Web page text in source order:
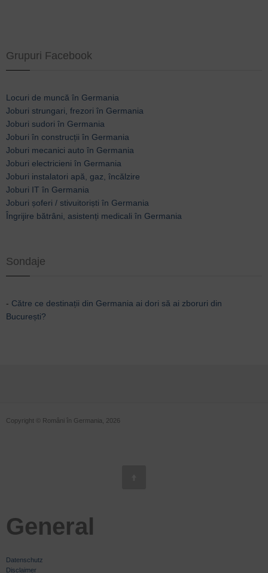
Grupuri Facebook
Locuri de muncă în Germania
Joburi strungari, frezori în Germania
Joburi sudori în Germania
Joburi în construcții în Germania
Joburi mecanici auto în Germania
Joburi electricieni în Germania
Joburi instalatori apă, gaz, încălzire
Joburi IT în Germania
Joburi șoferi / stivuitoriști în Germania
Îngrijire bătrâni, asistenți medicali în Germania
Sondaje
- Către ce destinații din Germania ai dori să ai zboruri din
București?
Copyright © Români în Germania, 2026
General
Datenschutz
Disclaimer